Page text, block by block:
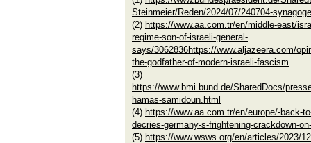
Steinmeier/Reden/2024/07/240704-
(2) https://www.aa.com.tr/en/middle-east/
regime-son-of-israeli-general-
says/3062836https://www.aljazeera.com/
the-godfather-of-modern-israeli-fascism
(3)
https://www.bmi.bund.de/SharedDocs/
hamas-samidoun.html
(4) https://www.aa.com.tr/en/europe/-back-
decries-germany-s-frightening-crackdown-
(5) https://www.wsws.org/en/articles/2023/